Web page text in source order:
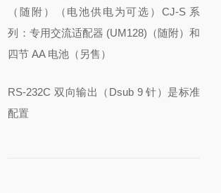
（随附）（电池供电为可选） CJ-S 系
列：专用交流适配器 (UM128)（随附）和
四节 AA 电池（另售）
RS-232C 双向输出（Dsub 9 针）是标准
配置